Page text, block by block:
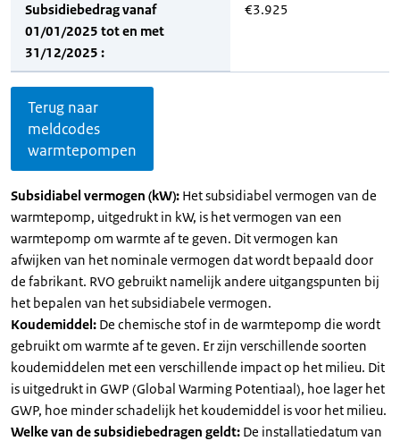
Subsidiebedrag vanaf
01/01/2025 tot en met
31/12/2025 :
€3.925
Terug naar
meldcodes
warmtepompen
Subsidiabel vermogen (kW): Het subsidiabel vermogen van de
warmtepomp, uitgedrukt in kW, is het vermogen van een
warmtepomp om warmte af te geven. Dit vermogen kan
afwijken van het nominale vermogen dat wordt bepaald door
de fabrikant. RVO gebruikt namelijk andere uitgangspunten bij
het bepalen van het subsidiabele vermogen.
Koudemiddel: De chemische stof in de warmtepomp die wordt
gebruikt om warmte af te geven. Er zijn verschillende soorten
koudemiddelen met een verschillende impact op het milieu. Dit
is uitgedrukt in GWP (Global Warming Potentiaal), hoe lager het
GWP, hoe minder schadelijk het koudemiddel is voor het milieu.
Welke van de subsidiebedragen geldt: De installatiedatum van